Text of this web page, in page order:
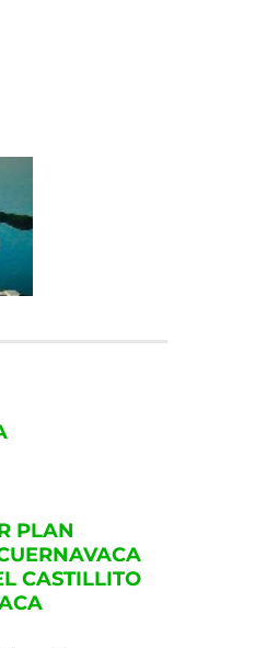
PLAN
CASTILLITO